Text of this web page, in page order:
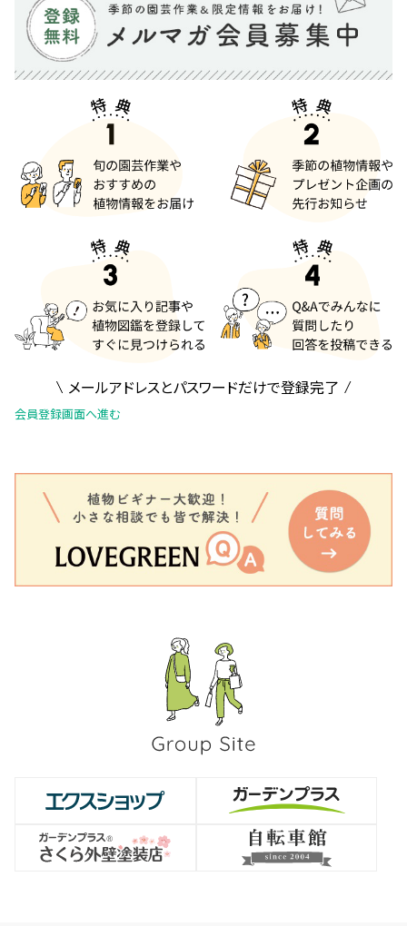
メールアドレスとパスワードだけで登録完了
会員登録画面へ進む